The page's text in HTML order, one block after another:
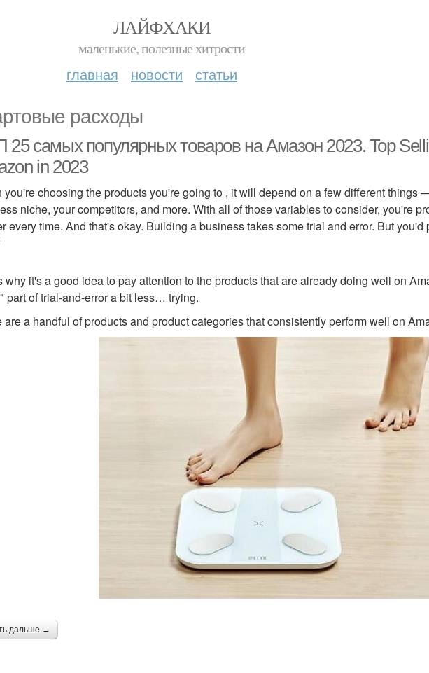
ЛАЙФХАКИ
маленькие, полезные хитрости
главная новости статьи
расходы
самых популярных товаров на Амазон 2023. Top
in 2023
you're choosing the products you're going to , it will depend on a few different things
niche, your competitors, and more. With all of those variables to consider, you're
every time. And that's okay. Building a business takes some trial and error. But you'd
why it's a good idea to pay attention to the products that are already doing well on
part of trial-and-error a bit less… trying.
are a handful of products and product categories that consistently perform well on
дальше →